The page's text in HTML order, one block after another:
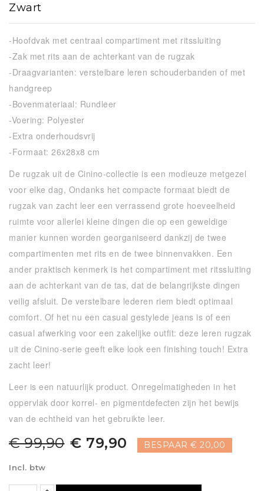
Zwart
-Hoofdvak met centraal compartiment met ritssluiting
-Zak met rits aan de achterkant van de rugzak
-Draagvarianten: verstelbare leren schouderbanden of met
handgreep
-Bovenmateriaal: Rundleer
-Voering: Polyester
-Extra onderhoudsvrij
-Formaat: 26x28x8 cm
De rugzak uit de Cinino-collectie is een modieuze metgezel
voor elke dag, Ondanks het compacte formaat biedt de
rugzak van zacht leer een verrassend grote hoeveelheid
ruimte voor allerlei kleine dingen die op een geweldige
manier kunnen worden georganiseerd dankzij de twee
compartimenten met rits en de twee binnenvakken. Een
ander praktisch kenmerk is het compartiment met ritssluiting
aan de achterkant van de tas, dat de belangrijkste dingen
veilig afsluit. De verstelbare lederen riem biedt optimaal
comfort. Of het nu een casual gestylede jeans is of een
casual afwerking voor een zakelijke outfit: deze leren rugzak
uit de Cinino-serie geeft elke look een finishing touch! Extra
zacht leer!
Leer is een natuurlijk product. Onregelmatigheden in het
oppervlak door korrel- en pigmentdefecten zijn het bewijs
van de echtheid van het gebruikte leer.
€ 99,90 € 79,90 BESPAAR € 20,00
Incl. btw